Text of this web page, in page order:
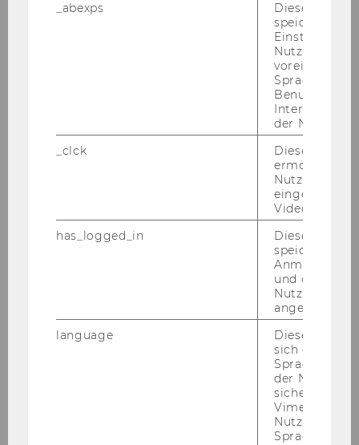
ERFAHREN SIE MEHR!
Business Communication
_abexps
Dieses Cookie
speichert
Nutzer*in, zB.
Sprache,
der Nutzer*in
_clck
Dieses Cookie
ermöglicht
Nutzung des
Video Players
has_logged_in
Dieses Cookie
speichert
und ob sich
Nutzer*in
angemeldet
language
Dieses
sich die
der
Vimeo in der
Nutzer
Sprache